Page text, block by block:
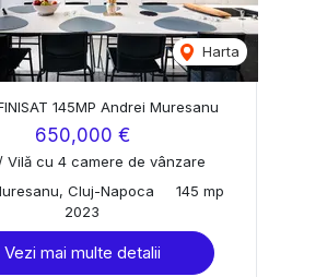
Harta
145MP Andrei Muresanu
650,000 €
Vilă cu 4 camere de vânzare
Cluj-Napoca
145 mp
2023
Vezi mai multe detalii